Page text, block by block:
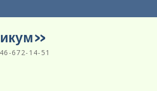
672-14-51